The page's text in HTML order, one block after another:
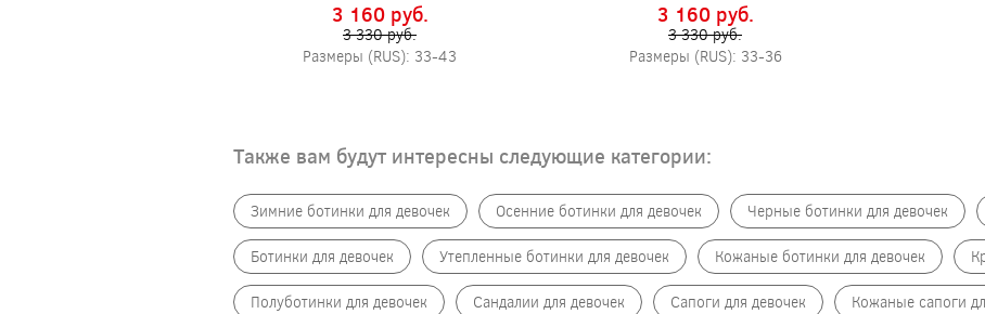
3 160 pуб.
3 330 pуб.
Размеры (RUS): 33-43
3 160 pуб.
3 330 pуб.
Размеры (RUS): 33-36
Также вам будут интересны следующие категории:
Зимние ботинки для девочек Осенние ботинки для девочек Черные ботинки для девочек
Ботинки для девочек Утепленные ботинки для девочек Кожаные ботинки для девочек
Полуботинки для девочек Сандалии для девочек Сапоги для девочек Кожаные сапоги